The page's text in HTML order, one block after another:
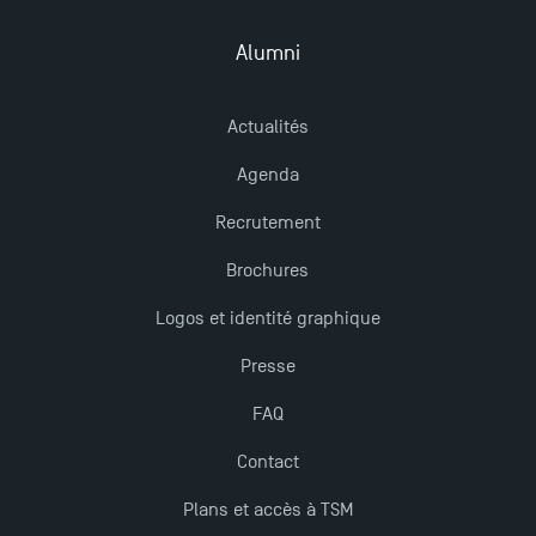
Alumni
Actualités
Agenda
Recrutement
Brochures
Logos et identité graphique
Presse
FAQ
Contact
Plans et accès à TSM